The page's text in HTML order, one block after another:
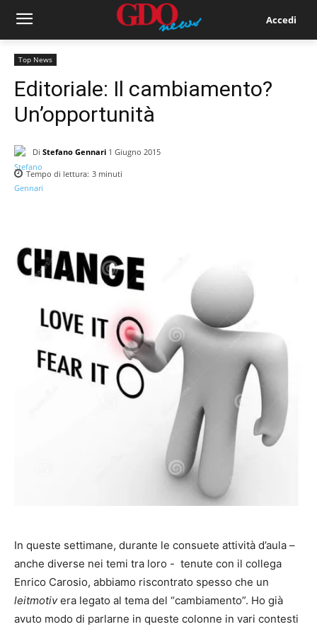
Accedi
Top News
Editoriale: Il cambiamento?
Un’opportunità
Di Stefano Gennari 1 Giugno 2015
Tempo di lettura: 3 minuti
In queste settimane, durante le consuete attività d’aula –
anche diverse nei temi tra loro - tenute con il collega
Enrico Carosio, abbiamo riscontrato spesso che un
leitmotivera legato al tema del “cambiamento”. Ho già
avuto modo di parlarne in queste colonne in vari contesti